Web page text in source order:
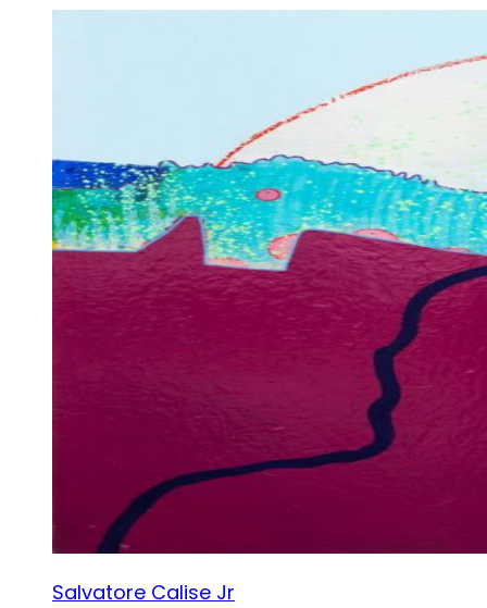
Salvatore Calise Jr